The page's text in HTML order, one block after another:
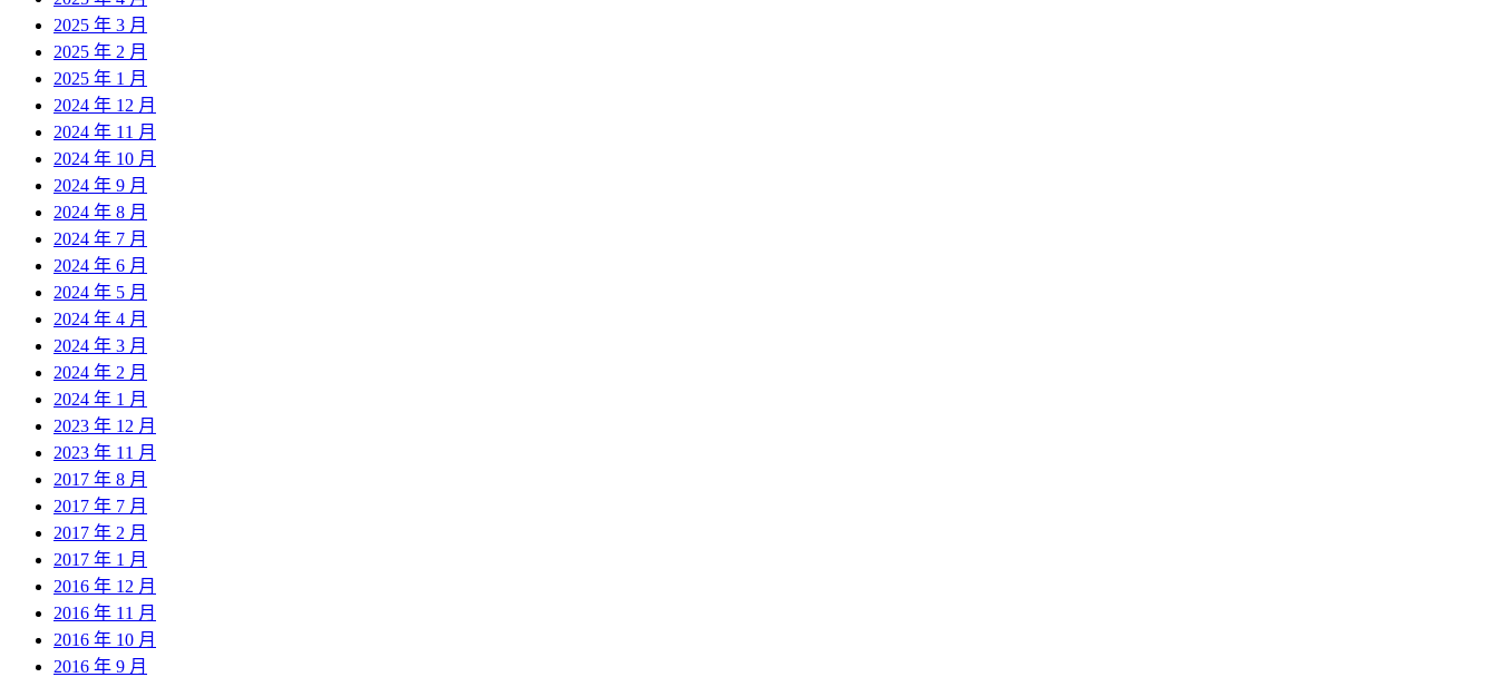
2025 年 3 月
2025 年 2 月
2025 年 1 月
2024 年 12 月
2024 年 11 月
2024 年 10 月
2024 年 9 月
2024 年 8 月
2024 年 7 月
2024 年 6 月
2024 年 5 月
2024 年 4 月
2024 年 3 月
2024 年 2 月
2024 年 1 月
2023 年 12 月
2023 年 11 月
2017 年 8 月
2017 年 7 月
2017 年 2 月
2017 年 1 月
2016 年 12 月
2016 年 11 月
2016 年 10 月
2016 年 9 月